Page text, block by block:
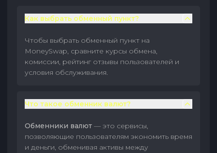
Как выбрать обменный пункт?
Чтобы выбрать обменный пункт на
MoneySwap, сравните курсы обмена,
комиссии, рейтинг отзывы пользователей и
условия обслуживания.
Что такое обменник валют?
Обменники валют — это сервисы,
позволяющие пользователям экономить время
и деньги, обменивая активы между